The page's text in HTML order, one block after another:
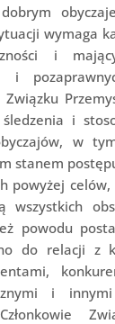
wymaga
i
i
i
w
stanem
powyżej
wszystkich
powodu
do relacji z
i innymi